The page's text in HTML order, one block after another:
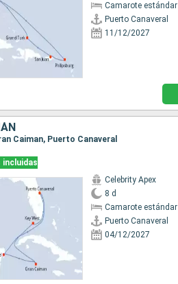
Camarote estándar
Puerto Canaveral
11/12/2027
Caiman, Puerto Canaveral
incluidas
Celebrity Apex
8 d
Camarote estándar
Puerto Canaveral
04/12/2027